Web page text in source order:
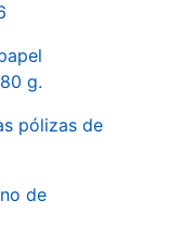
g.
pólizas de
de